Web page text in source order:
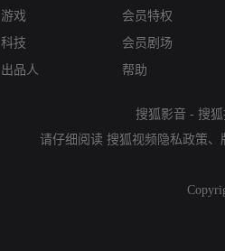
游戏
科技
出品人
会员特权
会员剧场
帮助
搜狐影音 - 搜
请仔细阅读 搜狐视频隐私政策、